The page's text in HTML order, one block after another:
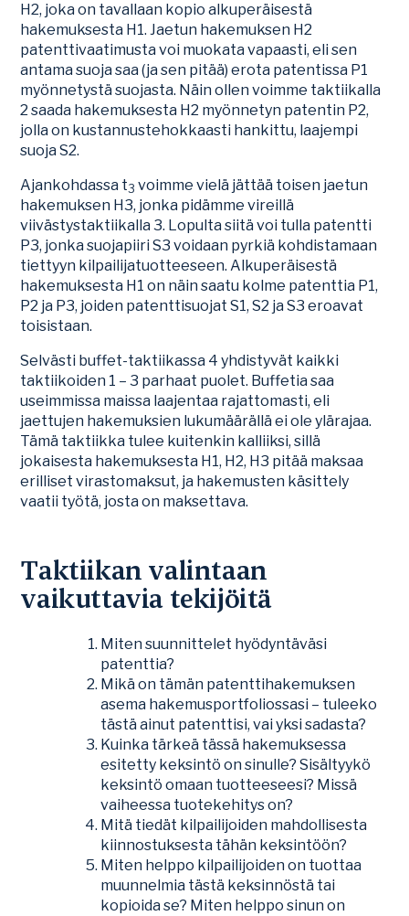
H2, joka on tavallaan kopio alkuperäisestä
hakemuksesta H1. Jaetun hakemuksen H2
patenttivaatimusta voi muokata vapaasti, eli sen
antama suoja saa (ja sen pitää) erota patentissa P1
myönnetystä suojasta. Näin ollen voimme taktiikalla
2 saada hakemuksesta H2 myönnetyn patentin P2,
jolla on kustannustehokkaasti hankittu, laajempi
suoja S2.
Ajankohdassa t3 voimme vielä jättää toisen jaetun
hakemuksen H3, jonka pidämme vireillä
viivästystaktiikalla 3. Lopulta siitä voi tulla patentti
P3, jonka suojapiiri S3 voidaan pyrkiä kohdistamaan
tiettyyn kilpailijatuotteeseen. Alkuperäisestä
hakemuksesta H1 on näin saatu kolme patenttia P1,
P2 ja P3, joiden patenttisuojat S1, S2 ja S3 eroavat
toisistaan.
Selvästi buffet-taktiikassa 4 yhdistyvät kaikki
taktiikoiden 1 – 3 parhaat puolet. Buffetia saa
useimmissa maissa laajentaa rajattomasti, eli
jaettujen hakemuksien lukumäärällä ei ole ylärajaa.
Tämä taktiikka tulee kuitenkin kalliiksi, sillä
jokaisesta hakemuksesta H1, H2, H3 pitää maksaa
erilliset virastomaksut, ja hakemusten käsittely
vaatii työtä, josta on maksettava.
Taktiikan valintaan
vaikuttavia tekijöitä
Miten suunnittelet hyödyntäväsi
patenttia?
Mikä on tämän patenttihakemuksen
asema hakemusportfoliossasi – tuleeko
tästä ainut patenttisi, vai yksi sadasta?
Kuinka tärkeä tässä hakemuksessa
esitetty keksintö on sinulle? Sisältyykö
keksintö omaan tuotteeseesi? Missä
vaiheessa tuotekehitys on?
Mitä tiedät kilpailijoiden mahdollisesta
kiinnostuksesta tähän keksintöön?
Miten helppo kilpailijoiden on tuottaa
muunnelmia tästä keksinnöstä tai
kopioida se? Miten helppo sinun on